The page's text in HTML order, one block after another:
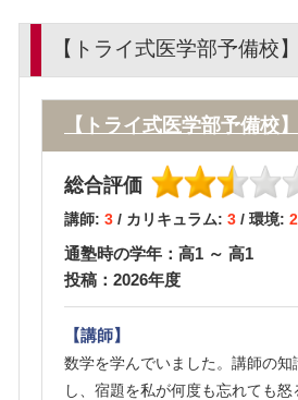
【トライ式医学部予備
【トライ式医学部予備校
総合評価
講師: 3 / カリキュラム: 3 / 環境: 2
通塾時の学年：高1 ～ 高1
投稿：2026年度
【講師】
数学を学んでいました。講師の
し、宿題を私が何度も忘れても